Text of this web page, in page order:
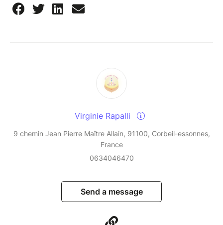
Virginie Rapalli
9 chemin Jean Pierre Maître Allain, 91100, Corbeil-essonnes,
France
0634046470
Send a message